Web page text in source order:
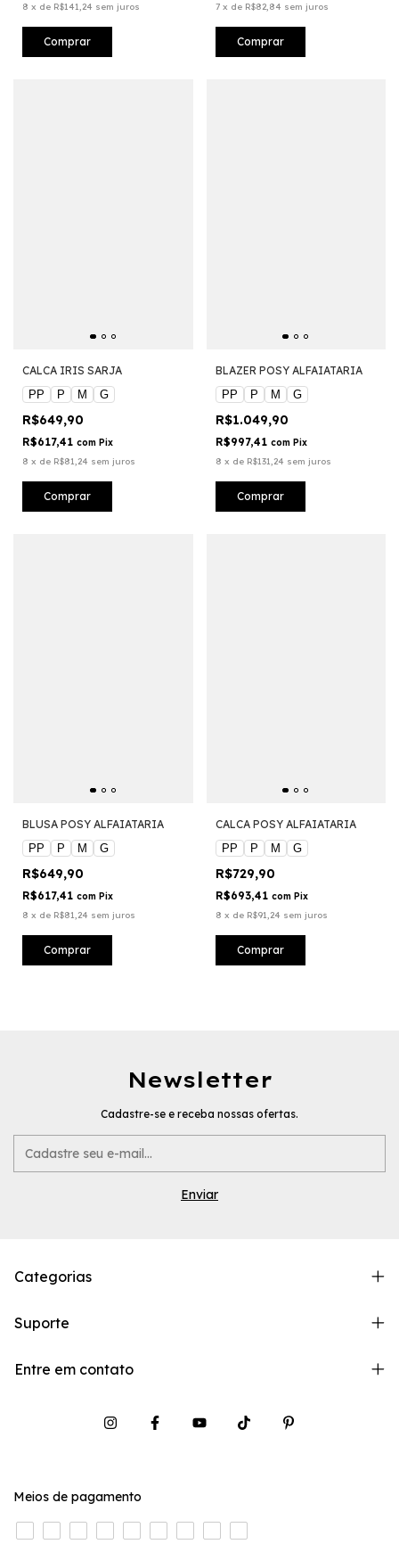
8 x de R$141,24 sem juros
Comprar
7 x de R$82,84 sem juros
Comprar
CALCA IRIS SARJA
PP
P M G
R$649,90
R$617,41 com Pix
8 x de R$81,24 sem juros
Comprar
BLAZER POSY ALFAIATARIA
PP
P M G
R$1.049,90
R$997,41 com Pix
8 x de R$131,24 sem juros
Comprar
BLUSA POSY ALFAIATARIA
PP
P M G
R$649,90
R$617,41 com Pix
8 x de R$81,24 sem juros
Comprar
CALCA POSY ALFAIATARIA
PP
P M G
R$729,90
R$693,41 com Pix
8 x de R$91,24 sem juros
Comprar
Newsletter
Cadastre-se e receba nossas ofertas.
Categorias
Suporte
Entre em contato
Meios de pagamento